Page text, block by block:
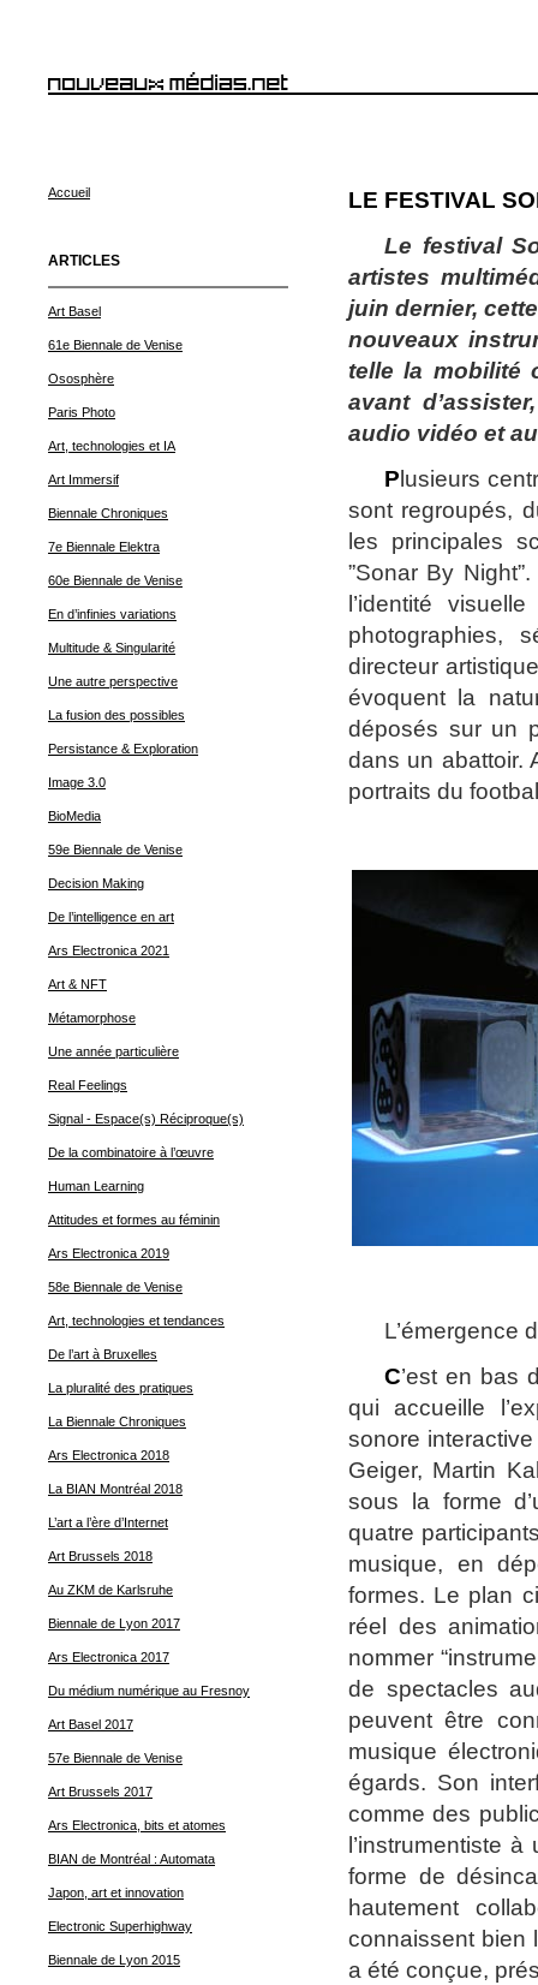
Accueil
ARTICLES
Art Basel
61e Biennale de Venise
Ososphère
Paris Photo
Art, technologies et IA
Art Immersif
Biennale Chroniques
7e Biennale Elektra
60e Biennale de Venise
En d’infinies variations
Multitude & Singularité
Une autre perspective
La fusion des possibles
Persistance & Exploration
Image 3.0
BioMedia
59e Biennale de Venise
Decision Making
De l’intelligence en art
Ars Electronica 2021
Art & NFT
Métamorphose
Une année particulière
Real Feelings
Signal - Espace(s) Réciproque(s)
De la combinatoire à l’œuvre
Human Learning
Attitudes et formes au féminin
Ars Electronica 2019
58e Biennale de Venise
Art, technologies et tendances
De l’art à Bruxelles
La pluralité des pratiques
La Biennale Chroniques
Ars Electronica 2018
La BIAN Montréal 2018
L’art a l’ère d’Internet
Art Brussels 2018
Au ZKM de Karlsruhe
Biennale de Lyon 2017
Ars Electronica 2017
Du médium numérique au Fresnoy
Art Basel 2017
57e Biennale de Venise
Art Brussels 2017
Ars Electronica, bits et atomes
BIAN de Montréal : Automata
Japon, art et innovation
Electronic Superhighway
Biennale de Lyon 2015
LE FESTIVAL
Le festival
artistes
juin dernier,
nouveaux
telle la mobilité
avant
audio vidéo et
Plusieurs
sont regroupés,
les principales
”Sonar By
l’identité
photographies,
directeur
évoquent la
déposés sur un
dans un abattoir.
portraits du
L’émergence
C’est en bas
qui accueille
sonore interactive
Geiger, Martin
sous la forme
quatre
musique, en
formes. Le plan
réel des
nommer
de spectacles
peuvent être
musique
égards. Son
comme des
l’instrumentiste
forme de
hautement
connaissent bien
a été conçue,